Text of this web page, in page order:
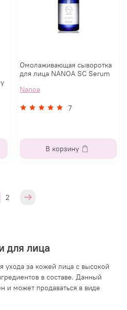
Омолаживающая сыворотка
для лица NANOA SC Serum
Nanoa
7
В корзину
2
для лица
ухода за кожей лица с высокой
в составе. Данный
и может продаваться в виде